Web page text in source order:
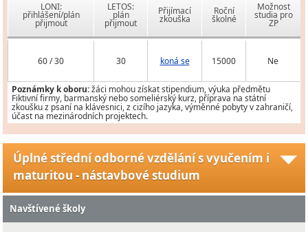
LONI:
přihlášení/plán
přijmout
LETOS:
plán
přijmout
Přijímací
zkouška
Roční
školné
Možnost
studia pro
ZP
60 / 30 30 koná se 15000 Ne
Poznámky k oboru:žáci mohou získat stipendium, výuka předmětu
Fiktivní firmy, barmanský nebo someliérský kurz, příprava na státní
zkoušku z psaní na klávesnici, z cizího jazyka, výměnné pobyty v zahraničí,
účast na mezinárodních projektech.
Úplné střední odborné vzdělání s vyučením i
maturitou - nástavbové studium
Navštívené školy